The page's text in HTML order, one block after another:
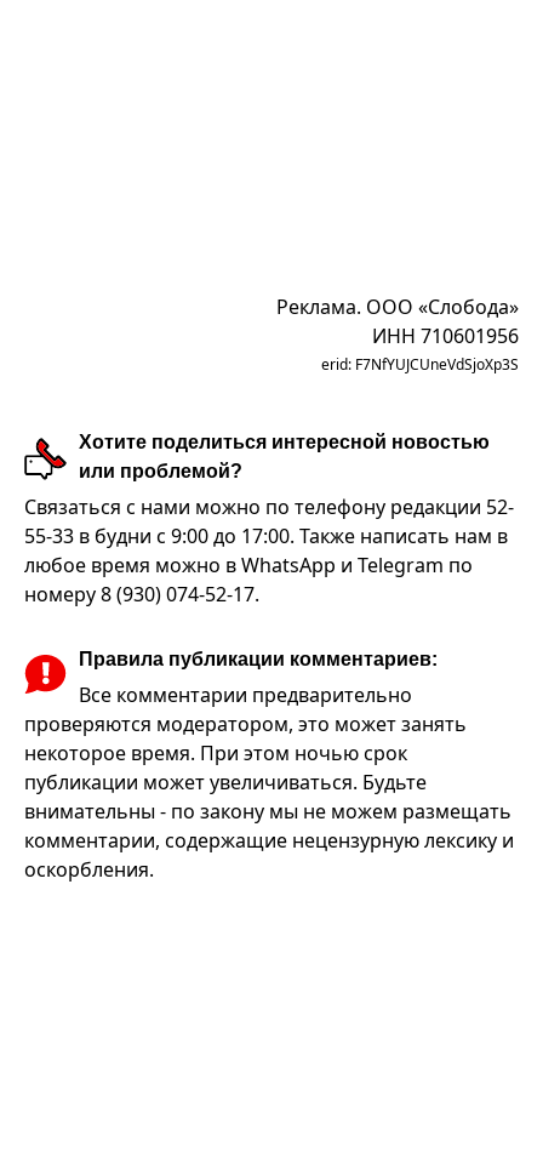
Реклама. ООО «Слобода»
ИНН 710601956
erid: F7NfYUJCUneVdSjoXp3S
Хотите поделиться интересной новостью
или проблемой?
Связаться с нами можно по телефону редакции 52-
55-33 в будни с 9:00 до 17:00. Также написать нам в
любое время можно в WhatsApp и Telegram по
номеру 8 (930) 074-52-17.
Правила публикации комментариев:
Все комментарии предварительно
проверяются модератором, это может занять
некоторое время. При этом ночью срок
публикации может увеличиваться. Будьте
внимательны - по закону мы не можем размещать
комментарии, содержащие нецензурную лексику и
оскорбления.